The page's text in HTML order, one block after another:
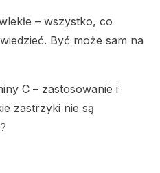
– wszystko, co
Być może sam na
C – zastosowanie i
zastrzyki nie są